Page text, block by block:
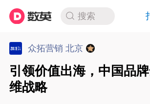
搜索
众拓营销 北京
引领价值出海，中国品
维战略